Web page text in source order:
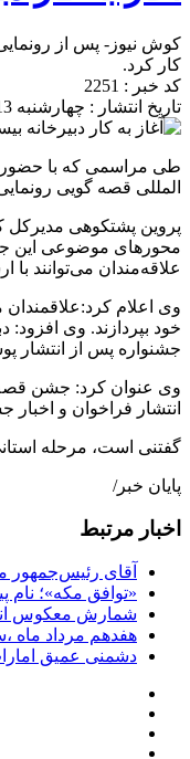
کوش نیوز- پس از
کار کرد.
کد خبر : 2251
تاریخ انتشار : چهارشنبه 13 سپتامبر 2023 - 10:54
طی مراسمی که با حضور
المللی قصه گویی
پروین پشتکوهی مدیرکل
محورهای موضوعی این
علاقه‌مندان می‌توانند
وی اعلام کرد:علاقمندان می
خود بپردازند. وی
جشنواره پس از انتشار
وی عنوان کرد: جشن
انتشار فراخوان و
گفتنی است، مرحله
پایان خبر/
اخبار مرتبط
آقای رئیس‌جمهور
«توافق مکه»؛ نام
شمارش معکوس
هفدهم مرداد ماه
دشمنی عمیق